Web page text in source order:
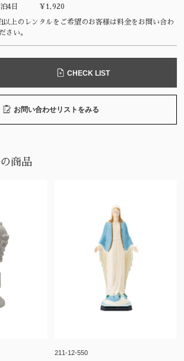
4日 ¥1,920
上のレンタルをご希望のお客様は料金をお問い合わ
さい。
CHECK LIST
お問い合わせリストをみる
商品
211-12-550